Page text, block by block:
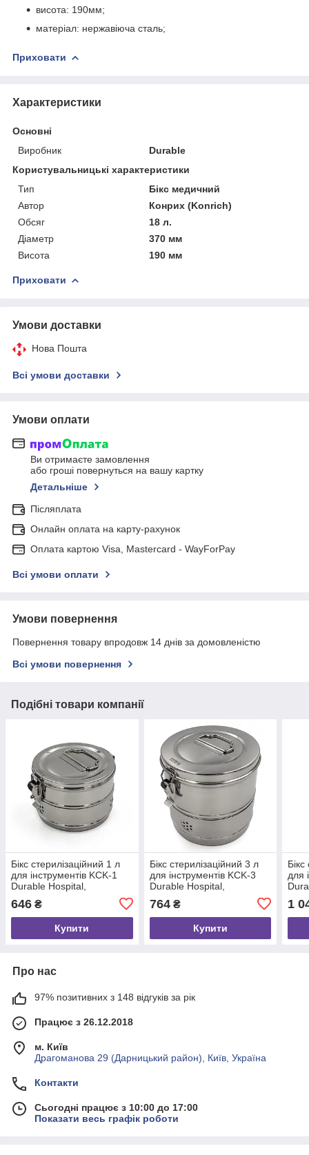
висота: 190мм;
матеріал: нержавіюча сталь;
Приховати
Характеристики
Основні
Виробник
Durable
Користувальницькі характеристики
Тип
Бікс медичний
Автор
Конрих (Konrich)
Обсяг
18 л.
Діаметр
370 мм
Висота
190 мм
Приховати
Умови доставки
Нова Пошта
Всі умови доставки
Умови оплати
Ви отримаєте замовлення
або гроші повернуться на вашу картку
Детальніше
Післяплата
Онлайн оплата на карту-рахунок
Оплата картою Visa, Mastercard - WayForPay
Всі умови оплати
Умови повернення
Повернення товару впродовж 14 днів за домовленістю
Всі умови повернення
Подібні товари компанії
Бікс стерилізаційний 1 л
для інструментів KCK-1
Durable Hospital,
646 ₴
Купити
Бікс стерилізаційний 3 л
для інструментів KCK-3
Durable Hospital,
764₴
Купити
для
1
Про нас
97% позитивних з 148 відгуків за рік
Працює з 26.12.2018
м. Київ
Драгоманова 29 (Дарницький район), Київ, Україна
Контакти
Сьогодні працює з 10:00 до 17:00
Показати весь графік роботи